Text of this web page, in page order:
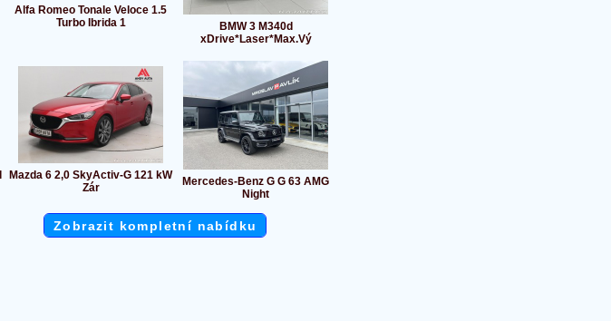
Alfa Romeo Tonale Veloce 1.5
Turbo Ibrida 1
BMW 3 M340d
xDrive*Laser*Max.Vý
Mazda 6 2,0 SkyActiv-G 121 kW
Zár
Mercedes-Benz G G 63 AMG
Night
Zobrazit kompletní nabídku